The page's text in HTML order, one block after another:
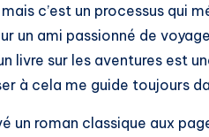
c’est un processus qui
un ami passionné de
livre sur les aventures est
à cela me guide toujours
un roman classique aux